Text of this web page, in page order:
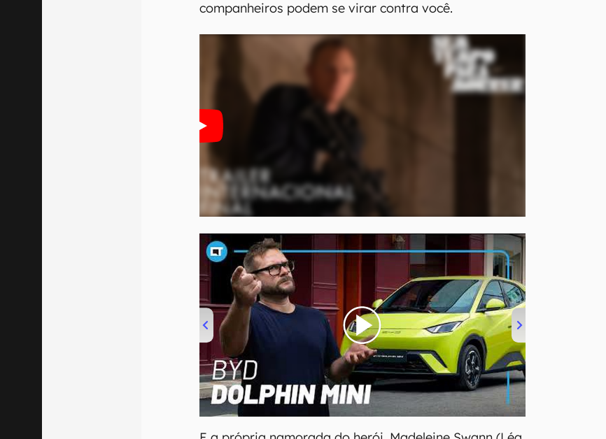
companheiros podem se virar contra você.
00:00/04:07